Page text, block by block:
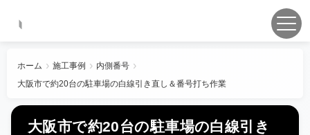
ホーム 施工事例
内側番号
大阪市で約20台の駐車場の白線引き直し＆番号打ち作業
大阪市で約20台の駐車場の白線引き